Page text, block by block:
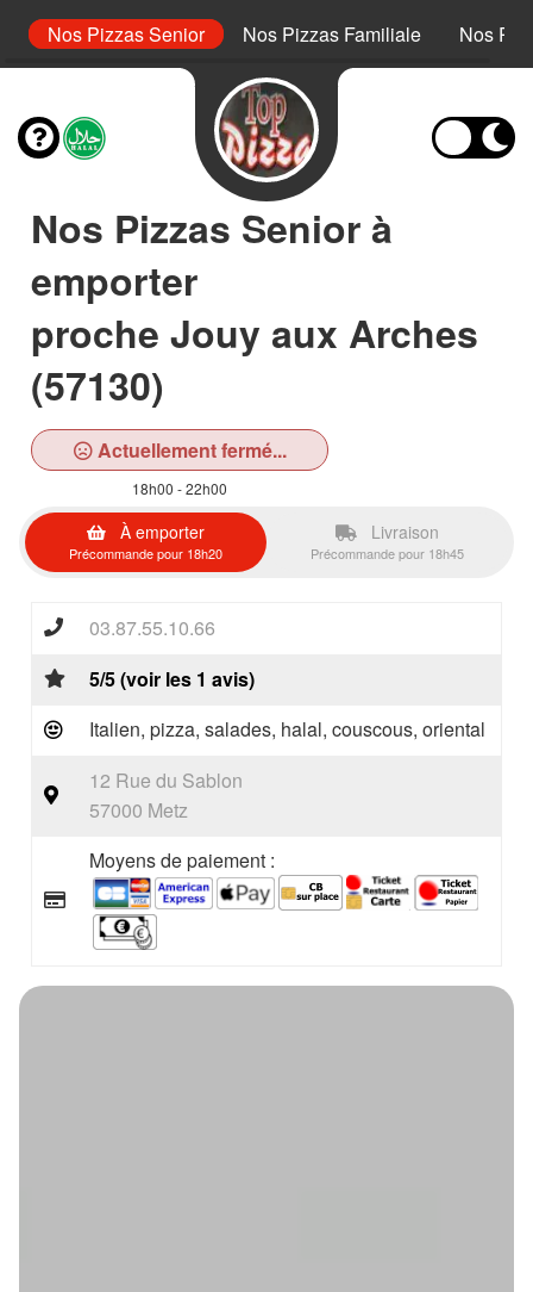
Nos Pizzas Senior Nos Pizzas Familiale Nos
Nos Pizzas Senior à
emporter
proche Jouy aux Arches
(57130)
Actuellement fermé...
18h00 - 22h00
À emporter
Précommande pour 18h20
Livraison
Précommande pour 18h45
03.87.55.10.66
5/5 (voir les 1 avis)
Italien, pizza, salades, halal, couscous, oriental
12 Rue du Sablon
57000 Metz
Moyens de paiement :